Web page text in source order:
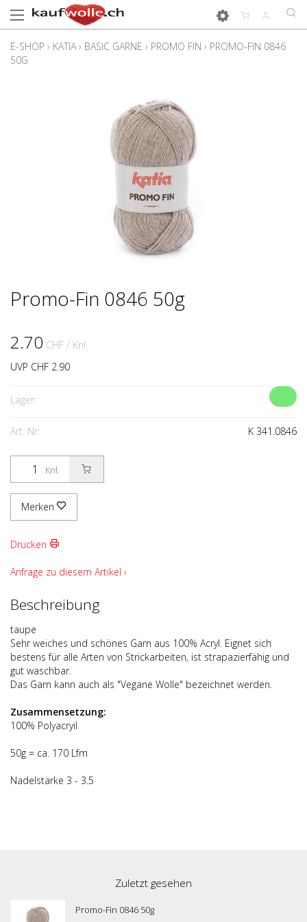
E-SHOP › KATIA › BASIC GARNE › PROMO FIN › PROMO-FIN 0846
50G
Promo-Fin 0846 50g
2.70 CHF / Knl.
UVP CHF 2.90
Lager:
Art. Nr: K 341.0846
Knl.
Merken
Drucken
Anfrage zu diesem Artikel ›
Beschreibung
taupe
Sehr weiches und schönes Garn aus 100% Acryl. Eignet sich
bestens für alle Arten von Strickarbeiten, ist strapazierfähig und
gut waschbar.
Das Garn kann auch als "Vegane Wolle" bezeichnet werden.
Zusammensetzung:
100% Polyacryil
50g = ca. 170 Lfm
Nadelstärke 3 - 3.5
Zuletzt gesehen
Promo-Fin 0846 50g